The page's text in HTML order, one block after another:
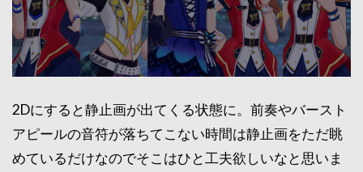
2Dにすると静止画が出てくる状態に。前奏やバースト
アピールの音符が落ちてこない時間は静止画をただ眺
めているだけなのでそこはひと工夫欲しいなと思いま